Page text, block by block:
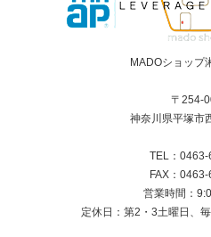
MADOショップ
〒254-
神奈川県平塚市
TEL：
FAX：
営業時間：
定休日：第2・3土曜日、